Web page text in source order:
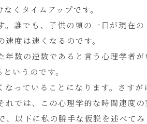
くタイムアップです。
誰でも、子供の頃の一日が現在
度は速くなるのです。
数の逆数であると言う心理学者
いうのです。
っていることになります。さす
では、この心理学的な時間速度
以下に私の勝手な仮説を述べてみ